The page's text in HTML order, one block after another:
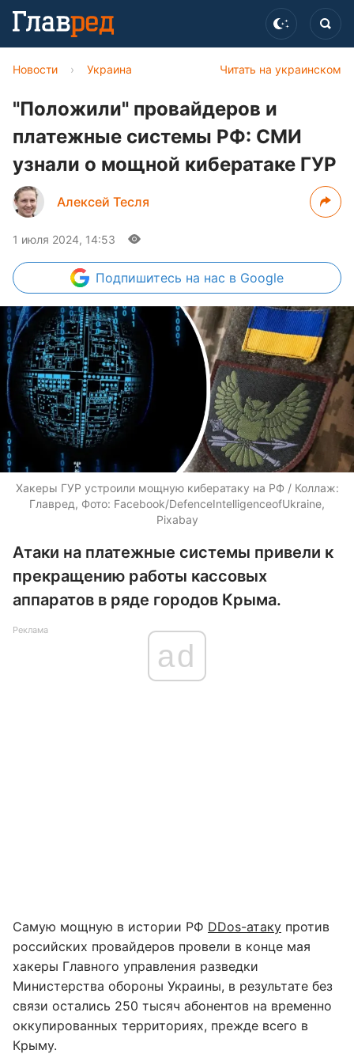
Читать на украинском
Новости › Украина
"Положили" провайдеров и
платежные системы РФ: СМИ
узнали о мощной кибератаке ГУР
Алексей Тесля
1 июля 2024, 14:53
Подпишитесь на нас в Google
Хакеры ГУР устроили мощную кибератаку на РФ / Коллаж:
Главред, Фото: Facebook/DefenceIntelligenceofUkraine,
Pixabay
Атаки на платежные системы привели к
прекращению работы кассовых
аппаратов в ряде городов Крыма.
Реклама
ad
Самую мощную в истории РФ DDos-атаку против
российских провайдеров провели в конце мая
хакеры Главного управления разведки
Министерства обороны Украины, в результате без
связи остались 250 тысяч абонентов на временно
оккупированных территориях, прежде всего в
Крыму.